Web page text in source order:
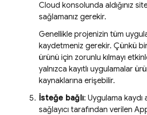
Cloud konsolunda aldığınız
sağlamanız gerekir.
Genellikle projenizin tüm
kaydetmeniz gerekir. Çünkü
ürünü için zorunlu kılmayı
yalnızca kayıtlı uygulamalar
kaynaklarına erişebilir.
İsteğe bağlı: Uygulama kaydı
sağlayıcı tarafından verilen